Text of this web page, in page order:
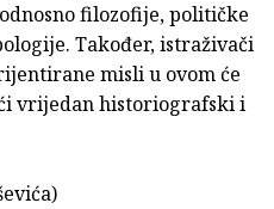
filozofije, političke
Također, istraživači
misli u ovom će
vrijedan historiografski i